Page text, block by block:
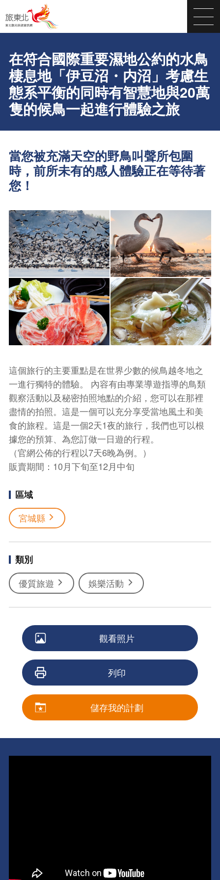
在符合國際重要濕地公約的水鳥
棲息地「伊豆沼・内沼」考慮生
態系平衡的同時有智慧地與20萬
隻的候鳥一起進行體驗之旅
當您被充滿天空的野鳥叫聲所包圍
時，前所未有的感人體驗正在等待著
您！
這個旅行的主要重點是在世界少數的候鳥越冬地之
一進行獨特的體驗。 內容有由專業導遊指導的鳥類
觀察活動以及秘密拍照地點的介紹，您可以在那裡
盡情的拍照。這是一個可以充分享受當地風土和美
食的旅程。這是一個2天1夜的旅行，我們也可以根
據您的預算、為您訂做一日遊的行程。
（官網公佈的行程以7天6晚為例。）
販賣期間：10月下旬至12月中旬
區域
宮城縣
類別
優質旅遊
娛樂活動
觀看照片
列印
儲存我的計劃